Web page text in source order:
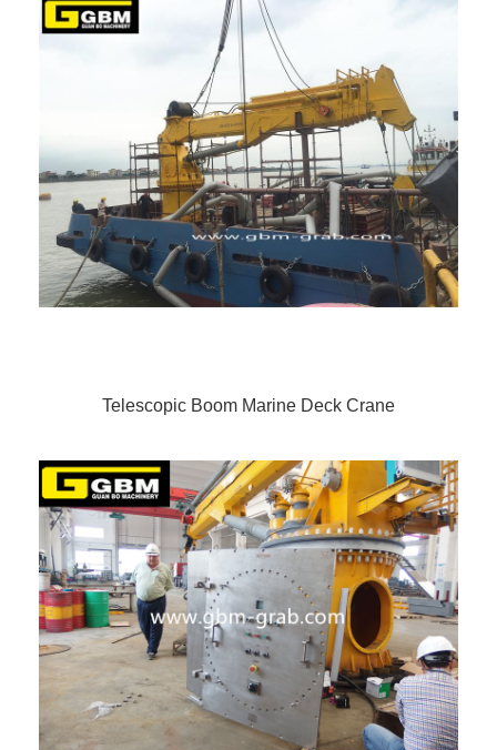
Telescopic Boom Marine Deck Crane